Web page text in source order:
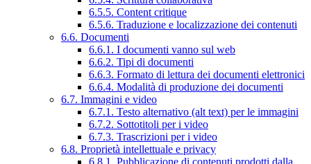
6.5.5. Content critique
6.5.6. Traduzione e localizzazione dei contenuti
6.6. Documenti
6.6.1. I documenti vanno sul web
6.6.2. Tipi di documenti
6.6.3. Formato di lettura dei documenti elettronici
6.6.4. Modalità di produzione dei documenti
6.7. Immagini e video
6.7.1. Testo alternativo (alt text) per le immagini
6.7.2. Sottotitoli per i video
6.7.3. Trascrizioni per i video
6.8. Proprietà intellettuale e privacy
6.8.1. Pubblicazione di contenuti prodotti dalla